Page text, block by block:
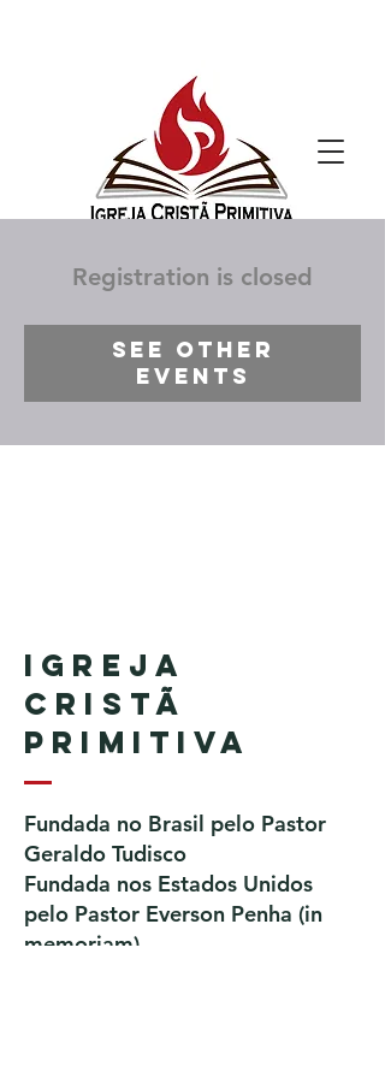
Registration is closed
See other
events
Igreja
Cristã
Primitiva
Fundada no Brasil pelo Pastor
Geraldo Tudisco
Fundada nos Estados Unidos
pelo Pastor Everson Penha​ (in
memoriam)